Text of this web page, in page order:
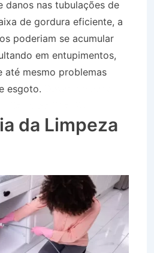
danos nas tubulações de
de gordura eficiente, a
poderiam se acumular
em entupimentos,
até mesmo problemas
esgoto.
da Limpeza